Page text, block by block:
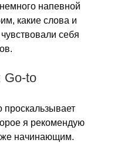
напевной
какие слова и
себя
Go-to
проскальзывает
я рекомендую
начинающим.